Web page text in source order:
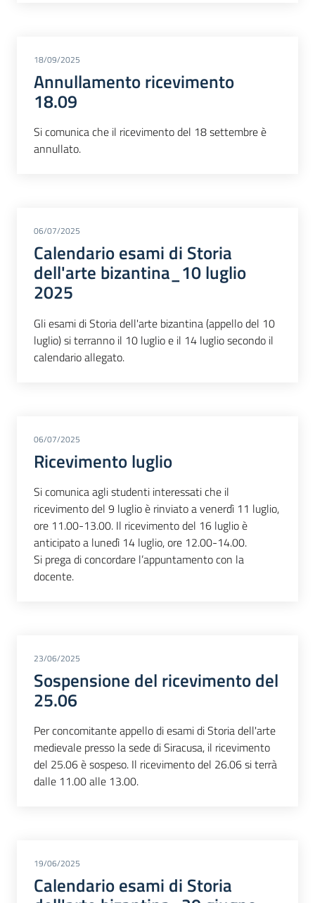
18/09/2025
Annullamento ricevimento
18.09
Si comunica che il ricevimento del 18 settembre è
annullato.
06/07/2025
Calendario esami di Storia
dell'arte bizantina_10 luglio
2025
Gli esami di Storia dell'arte bizantina (appello del 10
luglio) si terranno il 10 luglio e il 14 luglio secondo il
calendario allegato.
06/07/2025
Ricevimento luglio
Si comunica agli studenti interessati che il
ricevimento del 9 luglio è rinviato a venerdì 11 luglio,
ore 11.00-13.00. Il ricevimento del 16 luglio è
anticipato a lunedì 14 luglio, ore 12.00-14.00.
Si prega di concordare l’appuntamento con la
docente.
23/06/2025
Sospensione del ricevimento del
25.06
Per concomitante appello di esami di Storia dell'arte
medievale presso la sede di Siracusa, il ricevimento
del 25.06 è sospeso. Il ricevimento del 26.06 si terrà
dalle 11.00 alle 13.00.
19/06/2025
Calendario esami di Storia